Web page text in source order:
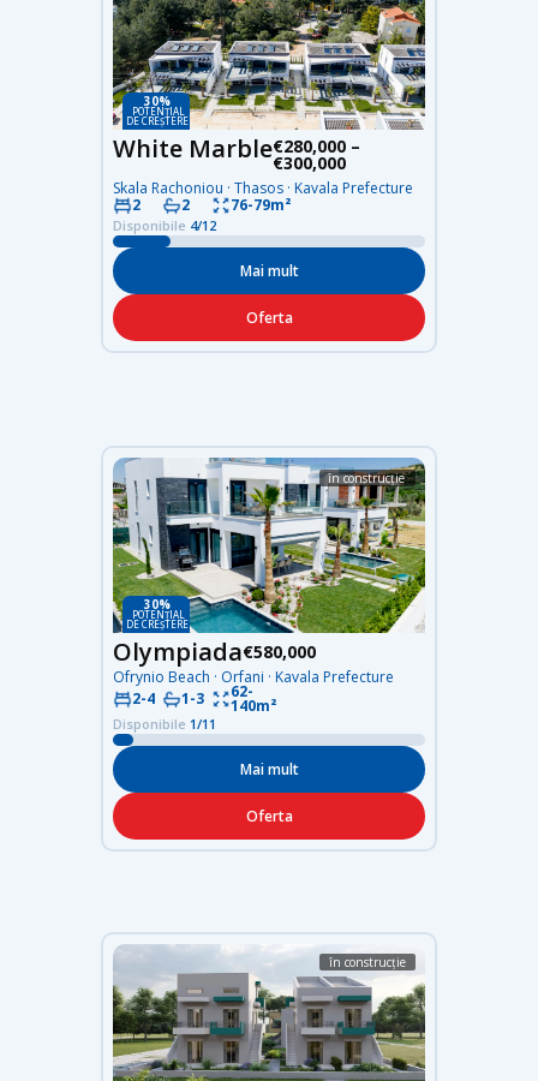
30%
DE CREȘTERE
POTENȚIAL
White Marble€280,000 –
€300,000
Skala Rachoniou · Thasos · Kavala Prefecture
2
2 76-79m²
Disponibile 4/12
Mai mult
Oferta
30%
DE CREȘTERE
POTENȚIAL
în construcție
Olympiada€580,000
Ofrynio Beach · Orfani · Kavala Prefecture
2-4
1-3 62-
140m²
Disponibile 1/11
Mai mult
Oferta
în construcție